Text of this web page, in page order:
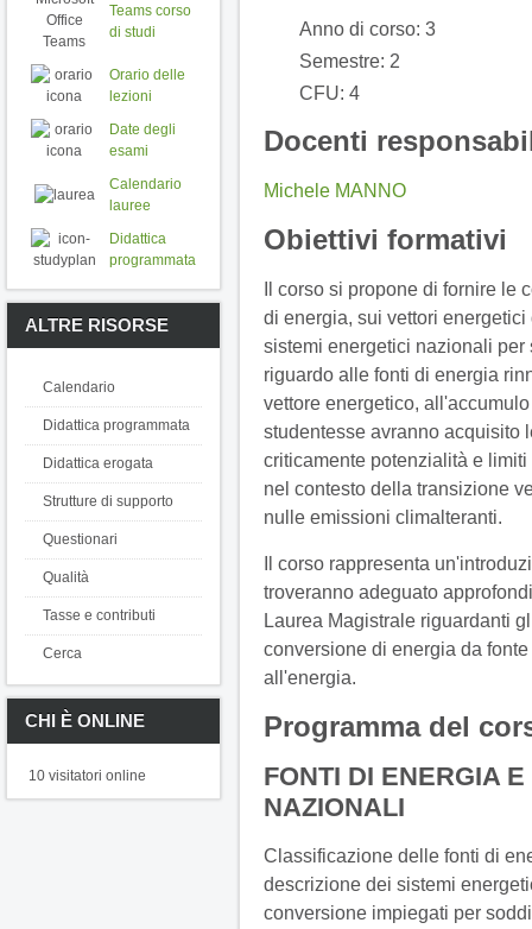
Anno di corso: 3
Semestre: 2
CFU: 4
Docenti
Michele MANNO
Obiettivi formativi
Il corso si propone di fornire le
di energia, sui vettori
sistemi energetici nazionali
riguardo alle fonti di energia
vettore energetico,
studentesse avranno acquisito
criticamente potenzialità e
nel contesto della transizione
nulle emissioni climalteranti.
Il corso rappresenta
troveranno adeguato
Laurea Magistrale riguardanti
conversione di energia da
all'energia.
Programma del
FONTI DI ENERGIA
NAZIONALI
Classificazione delle fonti di
descrizione dei sistemi
conversione impiegati per
Teams corso
di studi
Orario delle
lezioni
Date degli
esami
Calendario
lauree
Didattica
programmata
ALTRE RISORSE
Calendario
Didattica programmata
Didattica erogata
Strutture di supporto
Questionari
Qualità
Tasse e contributi
Cerca
CHI È ONLINE
10 visitatori online